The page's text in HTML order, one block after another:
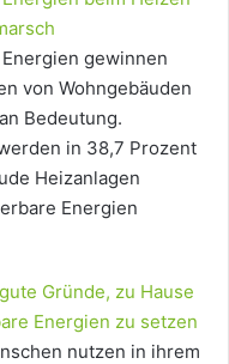
gewinnen
von Wohngebäuden
Bedeutung.
in 38,7 Prozent
Heizanlagen
Energien
Gründe, zu Hause
Energien zu setzen
nutzen in ihrem